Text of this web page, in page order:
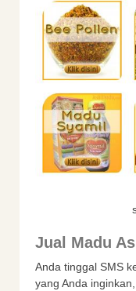
Jual Madu
Anda tinggal SMS
yang Anda